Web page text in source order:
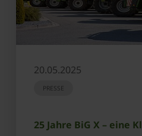
20.05.2025
PRESSE
25 Jahre BiG X – eine